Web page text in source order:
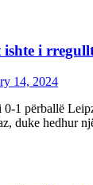
i
14, 2024
1 përballë
duke hedhur